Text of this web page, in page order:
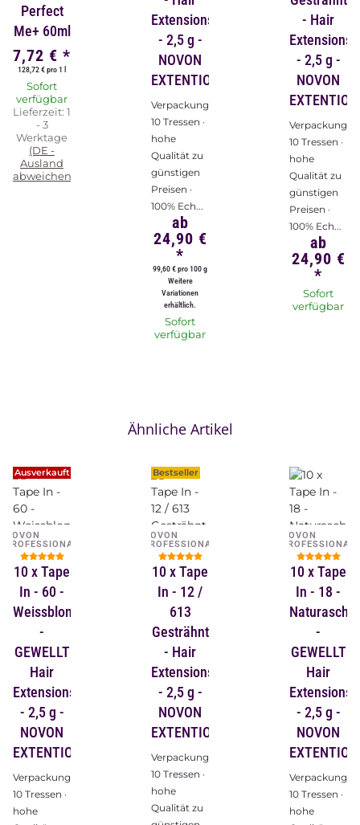
Perfect
Me+ 60ml
7,72 € *
128,72 € pro 1 l
Sofort
verfügbar
Lieferzeit: 1
- 3
Werktage
(DE -
Ausland
abweichend)
Extensions
- 2,5 g -
NOVON
EXTENTIONS
Verpackungsinhalt:
10 Tressen ·
hohe
Qualität zu
günstigen
Preisen ·
100% Ech...
ab
24,90 €
*
99,60 € pro 100 g
Weitere
Variationen
erhältlich.
Sofort
verfügbar
- Hair
Extensions
- 2,5 g -
NOVON
10 Tressen ·
hohe
Qualität zu
günstigen
Preisen ·
100% Ech...
ab
24,90 €
*
Sofort
verfügbar
Ähnliche Artikel
Ausverkauft
NOVON
PROFESSIONAL
10 x Tape
In - 60 -
Weissblond
-
GEWELLT
Hair
Extensions
- 2,5 g -
NOVON
EXTENTIONS
Verpackungsinhalt:
10 Tressen ·
hohe
Bestseller
NOVON
PROFESSIONAL
10 x Tape
In - 12 /
613
Gesträhnt
- Hair
Extensions
- 2,5 g -
NOVON
EXTENTIONS
Verpackungsinhalt:
10 Tressen ·
hohe
Qualität zu
NOVON
PROFESSIONAL
10 x Tape
In - 18 -
-
GEWELLT
Hair
Extensions
- 2,5 g -
NOVON
10 Tressen ·
hohe